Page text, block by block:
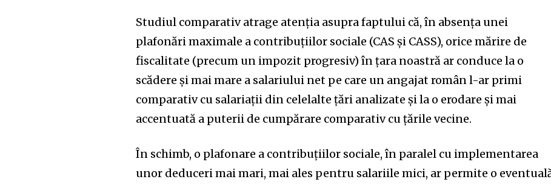
Studiul comparativ atrage atenţia asupra faptului că, în absenţa unei
plafonări maximale a contribuţiilor sociale (CAS şi CASS), orice mărire de
fiscalitate (precum un impozit progresiv) în ţara noastră ar conduce la o
scădere şi mai mare a salariului net pe care un angajat român l-ar primi
comparativ cu salariaţii din celelalte ţări analizate şi la o erodare şi mai
accentuată a puterii de cumpărare comparativ cu ţările vecine.
În schimb, o plafonare a contribuţiilor sociale, în paralel cu implementarea
unor deduceri mai mari, mai ales pentru salariile mici, ar permite o